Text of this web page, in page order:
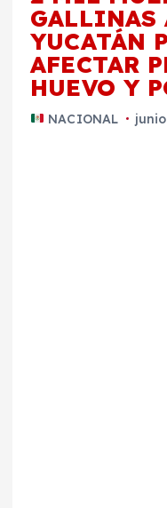
YUCATÁN
AFECTAR
HUEVO Y
NACIONAL